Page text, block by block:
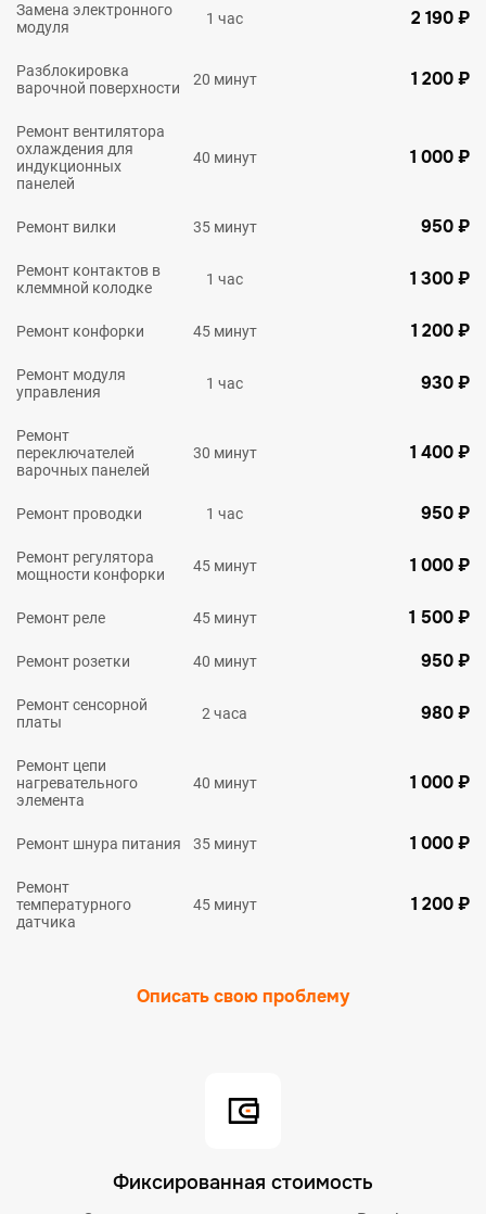
Замена электронного
модуля
1 час 2 190 ₽
Разблокировка
варочной поверхности
20 минут 1 200 ₽
Ремонт вентилятора
охлаждения для
индукционных
панелей
40 минут 1 000 ₽
Ремонт вилки 35 минут 950 ₽
Ремонт контактов в
клеммной колодке
1 час 1 300 ₽
Ремонт конфорки 45 минут 1 200 ₽
Ремонт модуля
управления
1 час 930 ₽
Ремонт
переключателей
варочных панелей
30 минут 1 400 ₽
Ремонт проводки 1 час 950 ₽
Ремонт регулятора
мощности конфорки
45 минут 1 000 ₽
Ремонт реле 45 минут 1 500 ₽
Ремонт розетки 40 минут 950 ₽
Ремонт сенсорной
платы
2 часа 980 ₽
Ремонт цепи
нагревательного
элемента
40 минут 1 000 ₽
Ремонт шнура питания 35 минут 1 000 ₽
Ремонт
температурного
датчика
45 минут 1 200 ₽
Описать свою проблему
Фиксированная стоимость